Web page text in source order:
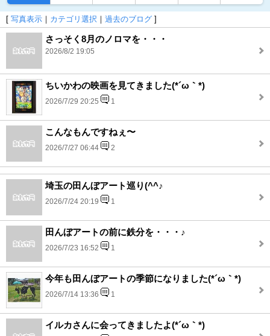
[ 写真表示 ｜ カテゴリ選択 ｜ 過去のブログ ]
さっそく8月のノロマを・・・
2026/8/2 19:05
ちいかわの映画を見てきました(*´ω｀*)
2026/7/29 20:25 1
こんなもんですねぇ〜
2026/7/27 06:44 2
埼玉の田んぼアート巡り(^^♪
2026/7/24 20:19 1
田んぼアートの前に鉄分を・・・♪
2026/7/23 16:52 1
今年も田んぼアートの季節になりました(*´ω｀*)
2026/7/14 13:36 1
イルカさんに会ってきましたよ(*´ω｀*)